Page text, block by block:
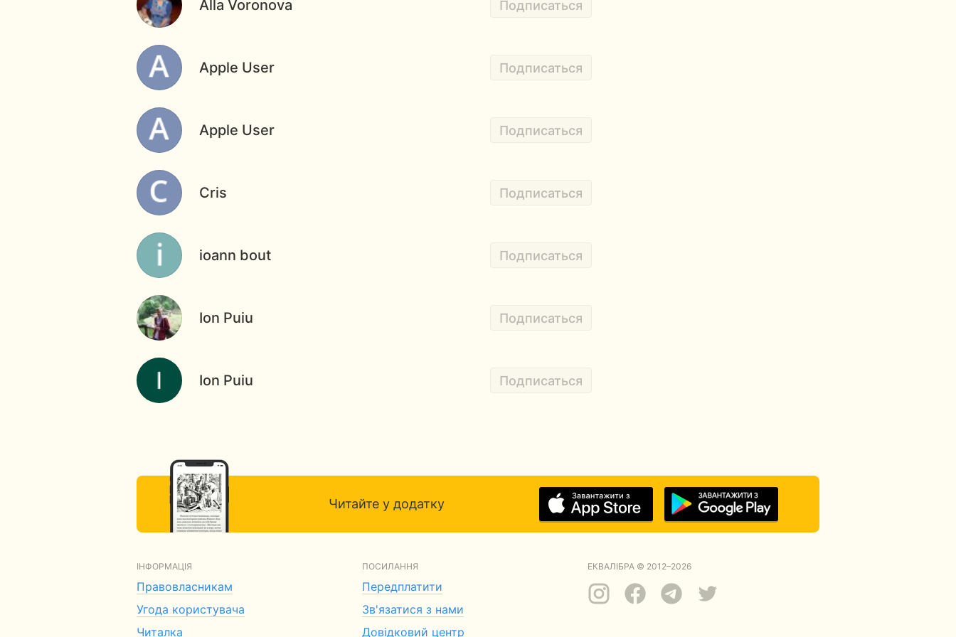
Alla Voronova Подписаться
Apple User Подписаться
Apple User Подписаться
Cris Подписаться
ioann bout Подписаться
Ion Puiu Подписаться
Ion Puiu Подписаться
Читайте у додатку
ІНФОРМАЦІЯ
Правовласникам
Угода користувача
Читалка
ПОСИЛАННЯ
Передплатити
Зв'язатися з нами
Довідковий центр
ЕКВАЛІБРА © 2012–2026